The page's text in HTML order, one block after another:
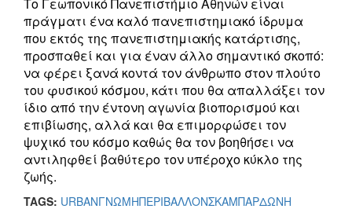
πράγματι ένα καλό πανεπιστημιακό ίδρυμα
που εκτός της πανεπιστημιακής κατάρτισης,
προσπαθεί και για έναν άλλο σημαντικό σκοπό:
να φέρει ξανά κοντά τον άνθρωπο στον πλούτο
του φυσικού κόσμου, κάτι που θα απαλλάξει τον
ίδιο από την έντονη αγωνία βιοπορισμού και
επιβίωσης, αλλά και θα επιμορφώσει τον
ψυχικό του κόσμο καθώς θα τον βοηθήσει να
αντιληφθεί βαθύτερο τον υπέροχο κύκλο της
ζωής.
TAGS: URBANΓΝΩΜΗΠΕΡΙΒΑΛΛΟΝΣΚΑΜΠΑΡΔΩΝΗ